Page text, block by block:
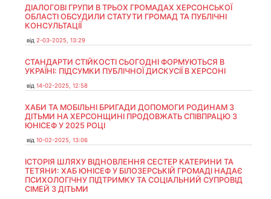
ДІАЛОГОВІ ГРУПИ В ТРЬОХ ГРОМАДАХ ХЕРСОНСЬКОЇ
ОБЛАСТІ ОБСУДИЛИ СТАТУТИ ГРОМАД ТА ПУБЛІЧНІ
КОНСУЛЬТАЦІЇ
від 2-03-2025, 13:29
СТАНДАРТИ СТІЙКОСТІ СЬОГОДНІ ФОРМУЮТЬСЯ В
УКРАЇНІ: ПІДСУМКИ ПУБЛІЧНОЇ ДИСКУСІЇ В ХЕРСОНІ
від 14-02-2025, 12:58
ХАБИ ТА МОБІЛЬНІ БРИГАДИ ДОПОМОГИ РОДИНАМ З
ДІТЬМИ НА ХЕРСОНЩИНІ ПРОДОВЖАТЬ СПІВПРАЦЮ З
ЮНІСЕФ У 2025 РОЦІ
від 10-02-2025, 13:06
ІСТОРІЯ ШЛЯХУ ВІДНОВЛЕННЯ СЕСТЕР КАТЕРИНИ ТА
ТЕТЯНИ: ХАБ ЮНІСЕФ У БІЛОЗЕРСЬКІЙ ГРОМАДІ НАДАЄ
ПСИХОЛОГІЧНУ ПІДТРИМКУ ТА СОЦІАЛЬНИЙ СУПРОВІД
СІМЕЙ З ДІТЬМИ